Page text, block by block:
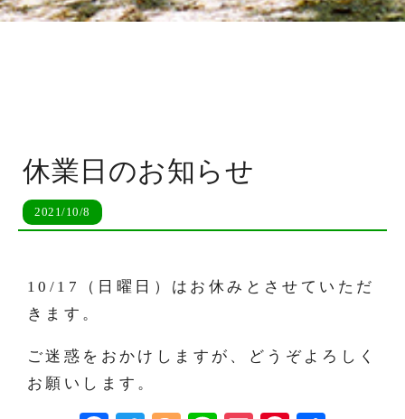
休業日のお知らせ
2021/10/8
10/17（日曜日）はお休みとさせていただ
きます。
ご迷惑をおかけしますが、どうぞよろしく
お願いします。